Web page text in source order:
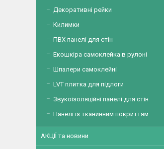
Декоративні рейки
Килимки
ПВХ панелі для стін
Екошкіра самоклейка в рулоні
Шпалери самоклейні
LVT плитка для підлоги
Звукоізоляційні панелі для стін
Панелі із тканинним покриттям
АКЦІЇ та новини